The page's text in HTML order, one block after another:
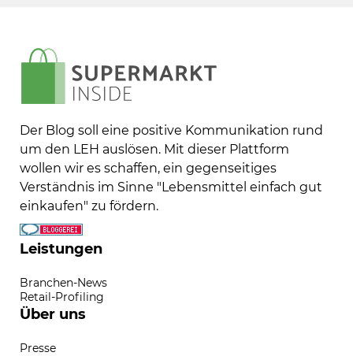
Der Blog soll eine positive Kommunikation rund
um den LEH auslösen. Mit dieser Plattform
wollen wir es schaffen, ein gegenseitiges
Verständnis im Sinne "Lebensmittel einfach gut
einkaufen" zu fördern.
Leistungen
Branchen-News
Retail-Profiling
Über uns
Presse